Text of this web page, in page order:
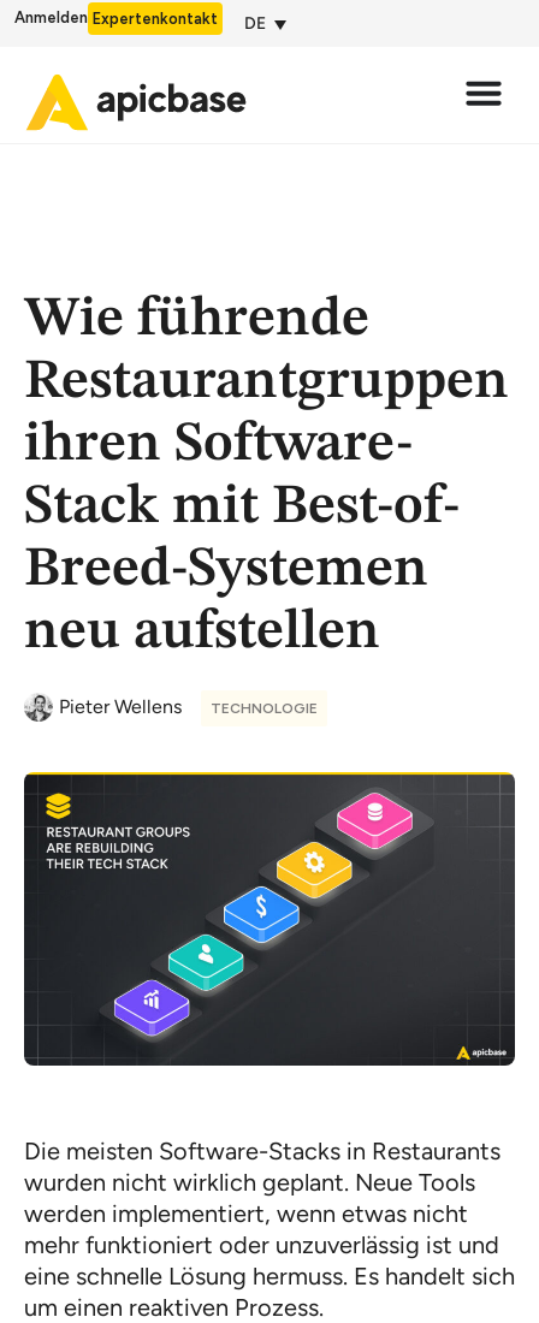
Anmelden Expertenkontakt DE
Wie führende
Restaurantgruppen
ihren Software-
Stack mit Best-of-
Breed-Systemen
neu aufstellen
Pieter Wellens TECHNOLOGIE
Die meisten Software-Stacks in Restaurants
wurden nicht wirklich geplant. Neue Tools
werden implementiert, wenn etwas nicht
mehr funktioniert oder unzuverlässig ist und
eine schnelle Lösung hermuss. Es handelt sich
um einen reaktiven Prozess.